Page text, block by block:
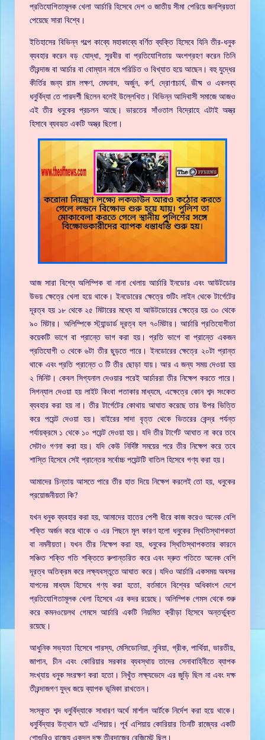
প্রতিযোগিতামূলক খেলা আর্চারি হিসেবে দেশ ও জাতীয় সীমা পেরিয়ে জনপ্রিয়তা
পেয়েছে সারা বিশ্বে।
ইতিহাসের বিভিন্ন গল্পে কাব্যে মহাকাব্যে বর্ণিত ব্যক্তি হিসেবে যিনি তীর-ধনুক
ব্যবহার করেন বড় যোদ্ধা, সুরবীর বা প্রতিযোগিতায় অংশগ্রহণ করেন তিনি
তীরন্দাজ বা আর্চার বা বোম্যান নামে পরিচিত ও বিখ্যাত হয়ে আছেন। বহু যুদ্ধের
কীর্তির জন্য রাম লক্ষণ, মেঘনাদ, অর্জুন, কর্ণ, দ্রোণাচার্য, ভীষ্ম ও একলব্য
ধনুর্বিদ্যা তে পারদর্শী ছিলেন বলেই উল্লেখিত। বিভিন্ন আদিবাসী সমাজে আজও
এই তীর ধনুকের প্রচলন আছে। ভারতের সাঁওতাল বিদ্রোহে এটাই অস্ত্র
হিসাবে ব্যবহৃত একটি অস্ত্র ছিলো।
আজ সারা বিশ্বে অলিম্পিক বা নানা খেলায় আর্চারি ইনডোর এবং আউটডোর
উভয় ক্ষেত্রে খেলা হয়ে থাকে। ইনডোরের ক্ষেত্রে শুটিং লাইন থেকে টার্গেটের
দূরত্ব হয় ১৮ থেকে ২৫ মিটারের মধ্যে যা আউটডোরের ক্ষেত্রে হয় ৩০ থেকে
৯০ মিটার। অলিম্পিকে স্ট্যান্ডার্ড দূরত্ব হল ৭০মিটার। আর্চারি প্রতিযোগীতা
কয়েকটি ভাগে বা প্রান্তে ভাগ করা হয়। প্রতি ভাগে বা প্রান্তে একজন
প্রতিযোগী ৩ থেকে ৬টা তীর ছুড়তে পারে। ইনডোরের ক্ষেত্রে ২০টা প্রান্ত
থাকে এবং প্রতি প্রান্তে ৩ টি তীর ছোড়া যায়। আর এ জন্য সময় দেওয়া হয়
২ মিনিট। কেবল সিগ্যনাল দেওয়ার পরেই আর্চাররা তীর নিক্ষেপ করতে পারে।
সিগন্যাল দেওয়া হয় লাইট কিংবা পতাকার মাধ্যমে, এক্ষেত্রে কোন শব্দ সংকেত
ব্যবহার করা হয় না। তীর টার্গেটের কোথায় আঘাত করেছে তার উপর ভিত্তি
করে পয়েন্ট দেওয়া হয়। বাইরের সাদা বৃত্ত থেকে ভিতরের কেন্দ্র পর্যন্ত
পর্যায়ক্রমে ১ থেকে ১০ পয়েন্ট দেওয়া হয়। যদি তীর টার্গেট আঘাত না করে তবে
সেটাও গণনা করা হয়। যদি কেউ নির্দিষ্ট সময়ের পরে তীর নিক্ষেপ করে তবে
শাস্তি হিসেবে সেই প্রান্তের সর্বোচ্চ পয়েন্টটি বাতিল হিসেবে গণ্য করা হয়।
আমাদের চিন্তায় আসতে পারে তীর হাত দিয়ে নিক্ষেপ করলেই তো হয়, ধনুকের
প্রয়োজনীয়তা কি?
যখন ধনুক ব্যবহার করা হয়, আমাদের হাতের পেশী ধীরে কাজ করেও অনেক বেশি
শক্তি অর্জন করে থাকে ও এর পিছনে মূল কারণ হলো ধনুকের স্থিতিস্থাপকতা
বা নমনীয়তা। যখন তীর নিক্ষেপ করা হয়, ধনুকের স্থিতিস্থাপকতার কারনে
সঞ্চিত শক্তি গতি শক্তিতে রুপান্তরিত করে এবং দ্রুত গতিতে অনেক বেশি
দূরত্ব অতিক্রম করে লক্ষ্যবস্তুতে আঘাত করে। যদিও আর্চারি একসময় অবসর
যাপনের মাধ্যম হিসেবে গণ্য করা হতো, বর্তমানে বিশ্বের অধিকাংশ দেশে
প্রতিযোগিতামূলক খেলা হিসেবে এর কদর রয়েছে। অলিম্পিক গেমস থেকে শুরু
করে কমনওয়েলথ গেমসে আর্চারি একটি নিয়মিত ক্রীড়া হিসেবে অন্তর্ভুক্ত
রয়েছে।
আধুনিক সভ্যতা হিসেবে পারস্য, মেসিডোনিয়া, নুবিয়া, গ্রীক, পার্থিয়া, ভারতীয়,
জাপান, চীন এবং কোরিয়ার সরকার ব্যবস্থায় তাদের সেনাবাহিনীতে ব্যাপক
সংখ্যায় ধনুক সংরক্ষণ করা হতো। নিখুঁত লক্ষ্যভেদে এর জুড়ি ছিল না এবং দক্ষ
তীরন্দাজগণ যুদ্ধ জয়ে ব্যাপক ভূমিকা রাখতেন।
সংস্কৃত শব্দ ধনুর্বিদ্যাকে সাধারণ অর্থে মার্শাল আর্টকে নির্দেশ করা হয়ে থাকে।
ধনুর্বিদ্যার উত্থান ঘটে এশিয়ায়। পূর্ব এশিয়ায় কোরিয়ার তিনটি রাজ্যের একটি
গোগুরিও রাজ্যে একদল দক্ষ তীরন্দাজের রেজিমেন্ট ছিল।